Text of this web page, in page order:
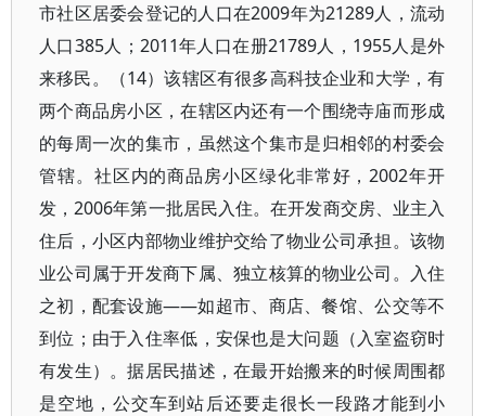
市社区居委会登记的人口在2009年为21289人，流动
人口385人；2011年人口在册21789人，1955人是外
来移民。（14）该辖区有很多高科技企业和大学，有
两个商品房小区，在辖区内还有一个围绕寺庙而形成
的每周一次的集市，虽然这个集市是归相邻的村委会
管辖。社区内的商品房小区绿化非常好，2002年开
发，2006年第一批居民入住。在开发商交房、业主入
住后，小区内部物业维护交给了物业公司承担。该物
业公司属于开发商下属、独立核算的物业公司。入住
之初，配套设施——如超市、商店、餐馆、公交等不
到位；由于入住率低，安保也是大问题（入室盗窃时
有发生）。据居民描述，在最开始搬来的时候周围都
是空地，公交车到站后还要走很长一段路才能到小